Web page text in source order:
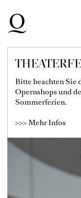
Zur
Zum Hauptinhalt
Zum Footer
Bitte beachten Sie
Opernshops und
Sommerferien.
>>> Mehr Infos